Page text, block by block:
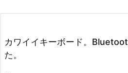
カワイイキーボード。
た。